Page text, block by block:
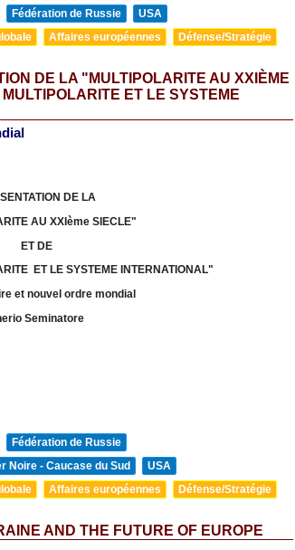
Fédération de Russie
USA
Affaires européennes Défense/Stratégie
DE LA "MULTIPOLARITE AU XXIÈME
ET LE SYSTEME
DE LA
AU XXIème SIECLE"
ET DE
ET LE SYSTEME INTERNATIONAL"
et nouvel ordre mondial
Seminatore
Fédération de Russie
Noire - Caucase du Sud
USA
Affaires européennes Défense/Stratégie
AND THE FUTURE OF EUROPE